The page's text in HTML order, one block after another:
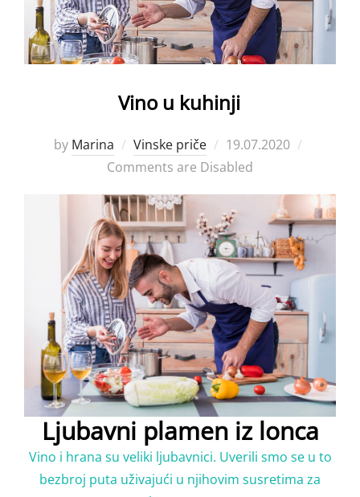
Vino u kuhinji
by Marina Vinske priče
Posted
on
19.07.2020
Comments are Disabled
Ljubavni plamen iz lonca
Vino i hrana su veliki lјubavnici. Uverili smo se u to
bezbroj puta uživajući u njihovim susretima za